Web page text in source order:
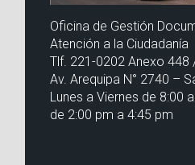
Oficina de Gestión
Atención a la Ciudadanía
Tlf. 221-0202 Anexo 448
Av. Arequipa N° 2740 –
Lunes a Viernes de 8:00
de 2:00 pm a 4:45 pm